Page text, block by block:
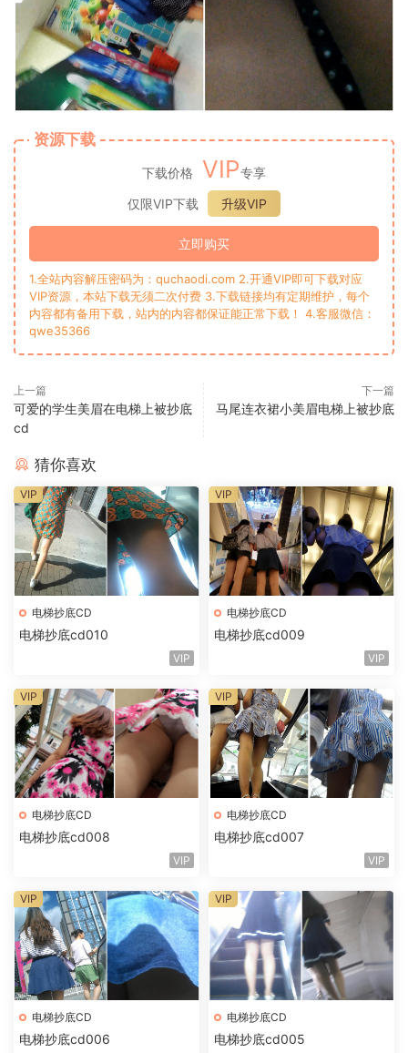
资源下载
下载价格 VIP专享
仅限VIP下载
升级VIP
立即购买
1.全站内容解压密码为：quchaodi.com 2.开通VIP即可下载对应
VIP资源，本站下载无须二次付费 3.下载链接均有定期维护，每个
内容都有备用下载，站内的内容都保证能正常下载！ 4.客服微信：
qwe35366
上一篇
可爱的学生美眉在电梯上被抄底
cd
下一篇
马尾连衣裙小美眉电梯上被抄底
猜你喜欢
电梯抄底CD
电梯抄底cd010
VIP
VIP
电梯抄底CD
电梯抄底cd009
VIP
VIP
电梯抄底CD
电梯抄底cd008
VIP
VIP
电梯抄底CD
电梯抄底cd007
VIP
VIP
电梯抄底CD
电梯抄底cd006
VIP
电梯抄底CD
电梯抄底cd005
VIP